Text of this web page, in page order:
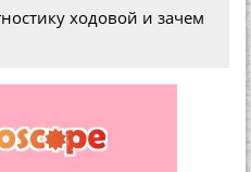
ходовой и зачем